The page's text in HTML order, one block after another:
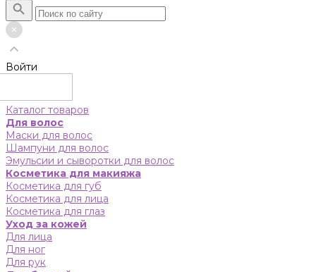
Войти
Каталог товаров
Для волос
Маски для волос
Шампуни для волос
Эмульсии и сыворотки для волос
Косметика для макияжа
Косметика для губ
Косметика для лица
Косметика для глаз
Уход за кожей
Для лица
Для ног
Для рук